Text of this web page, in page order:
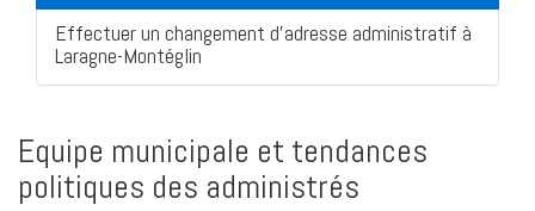
Effectuer un changement d'adresse administratif à
Laragne-Montéglin
Equipe municipale et tendances
politiques des administrés